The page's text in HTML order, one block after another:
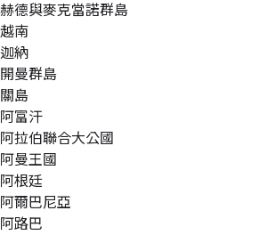
赫德與麥克當諾群島
越南
迦納
開曼群島
關島
阿富汗
阿拉伯聯合大公國
阿曼王國
阿根廷
阿爾巴尼亞
阿路巴